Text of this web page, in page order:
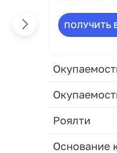
ПОЛУЧИТЬ
Роялти
Основание